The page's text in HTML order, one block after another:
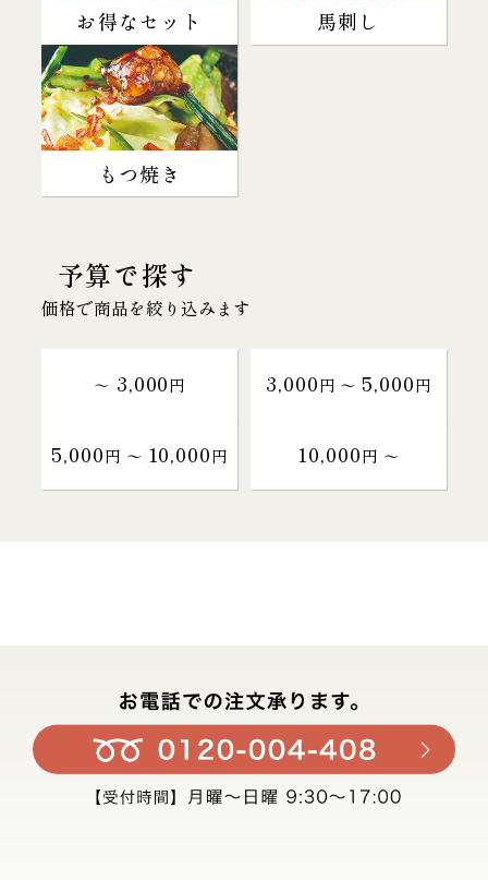
お得なセット 馬刺し
もつ焼き
予算で探す
価格で商品を絞り込みます
～ 3,000円 3,000円 〜 5,000円
5,000円 〜 10,000円 10,000円 〜